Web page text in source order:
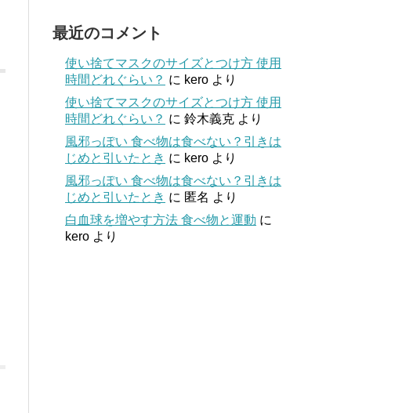
最近のコメント
使い捨てマスクのサイズとつけ方 使用
時間どれぐらい？ に kero より
使い捨てマスクのサイズとつけ方 使用
時間どれぐらい？ に 鈴木義克 より
風邪っぽい 食べ物は食べない？引きは
じめと引いたとき に kero より
風邪っぽい 食べ物は食べない？引きは
じめと引いたとき に 匿名 より
白血球を増やす方法 食べ物と運動 に
kero より